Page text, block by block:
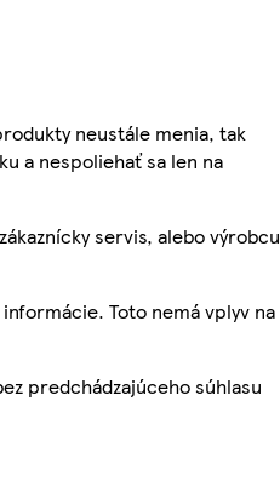
neustále menia, tak
a nespoliehať sa len na
servis, alebo výrobcu
Toto nemá vplyv na
predchádzajúceho súhlasu